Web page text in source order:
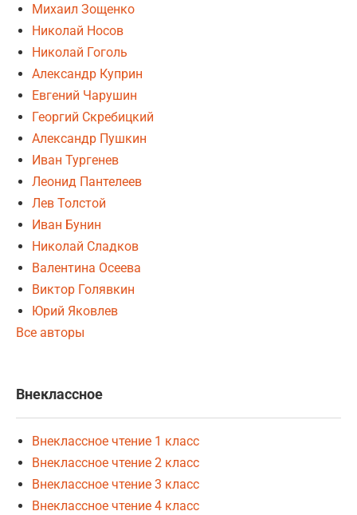
Михаил Зощенко
Николай Носов
Николай Гоголь
Александр Куприн
Евгений Чарушин
Георгий Скребицкий
Александр Пушкин
Иван Тургенев
Леонид Пантелеев
Лев Толстой
Иван Бунин
Николай Сладков
Валентина Осеева
Виктор Голявкин
Юрий Яковлев
Все авторы
Внеклассное
Внеклассное чтение 1 класс
Внеклассное чтение 2 класс
Внеклассное чтение 3 класс
Внеклассное чтение 4 класс